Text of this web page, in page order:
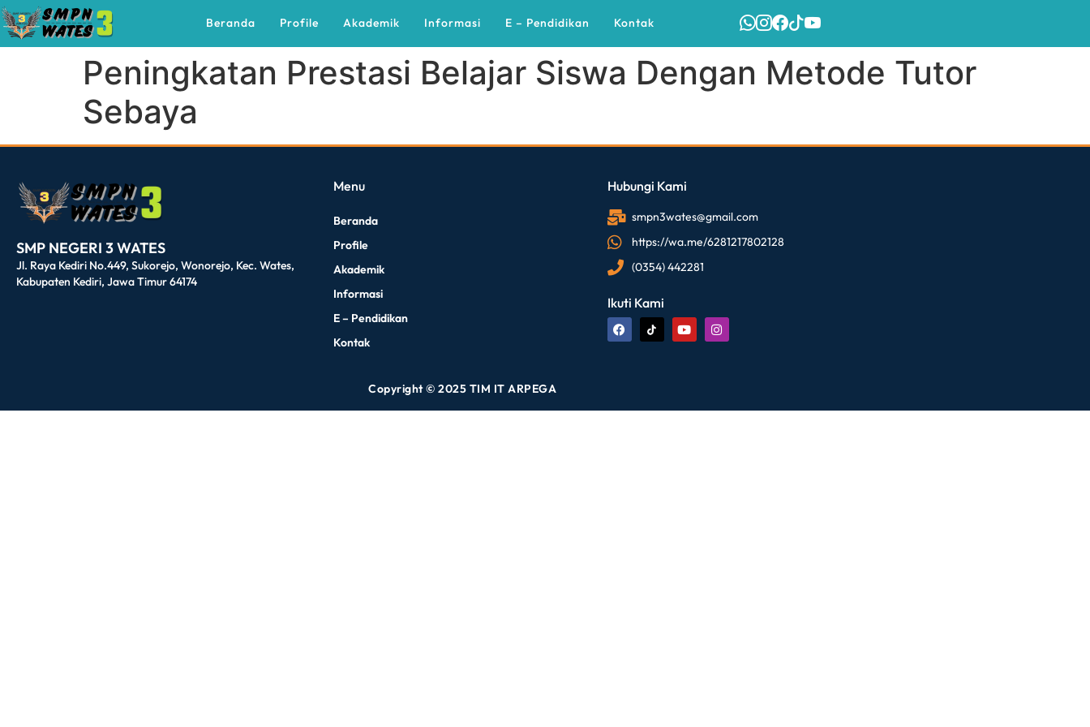
Beranda Profile Akademik Informasi E – Pendidikan Kontak
Peningkatan Prestasi Belajar Siswa Dengan Metode Tutor
Sebaya
SMP NEGERI 3 WATES
Jl. Raya Kediri No.449, Sukorejo, Wonorejo, Kec. Wates,
Kabupaten Kediri, Jawa Timur 64174
Menu
Beranda
Profile
Akademik
Informasi
E – Pendidikan
Kontak
Hubungi Kami
smpn3wates@gmail.com
https://wa.me/6281217802128
(0354) 442281
Ikuti Kami
Copyright © 2025 TIM IT ARPEGA